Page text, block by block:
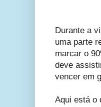
Durante a
uma parte
marcar o
deve
vencer em
Aqui está o